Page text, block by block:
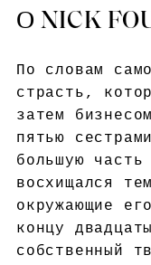
О NICK
По словам
страсть,
затем
пятью
большую
восхищался
окружающие
концу
собственный